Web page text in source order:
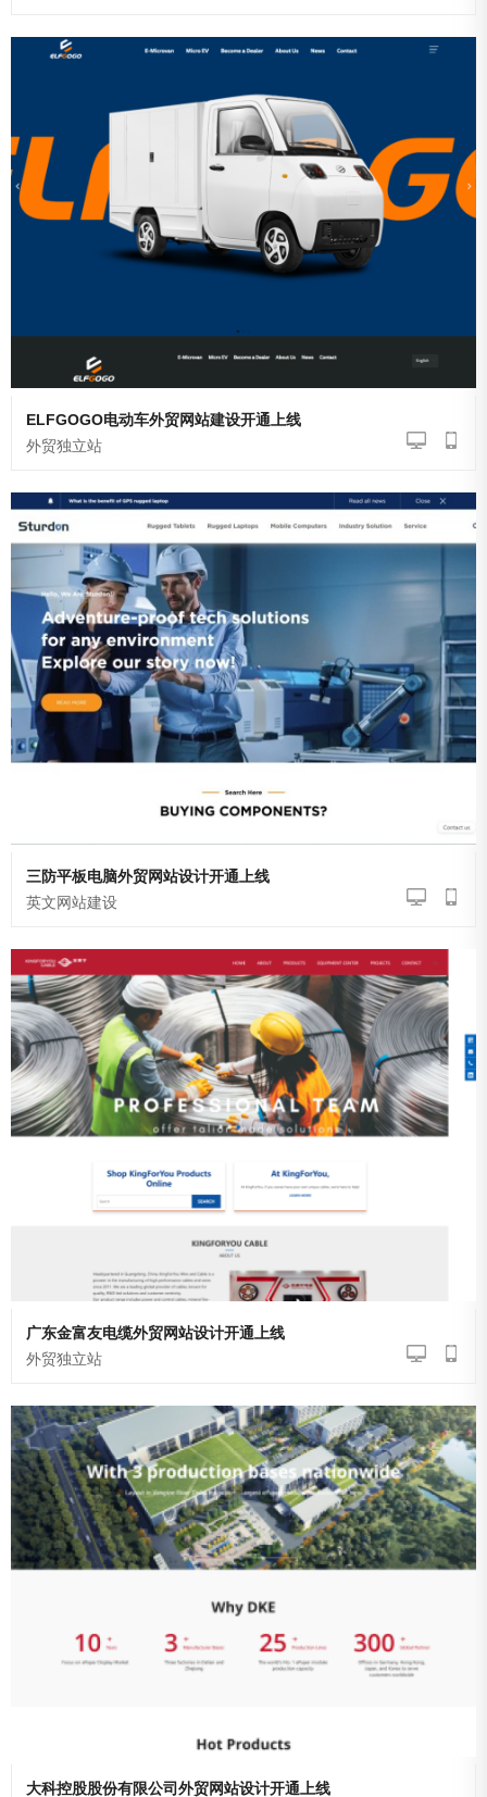
ELFGOGO电动车外贸网站建设开通上线
外贸独立站
三防平板电脑外贸网站设计开通上线
英文网站建设
广东金富友电缆外贸网站设计开通上线
外贸独立站
大科控股股份有限公司外贸网站设计开通上线